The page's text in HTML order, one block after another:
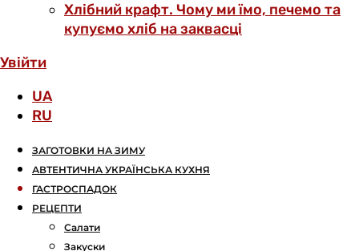
Хлібний крафт. Чому ми їмо, печемо та
купуємо хліб на заквасці
Увійти
UA
RU
ЗАГОТОВКИ НА ЗИМУ
АВТЕНТИЧНА УКРАЇНСЬКА КУХНЯ
ГАСТРОСПАДОК
РЕЦЕПТИ
Салати
Закуски